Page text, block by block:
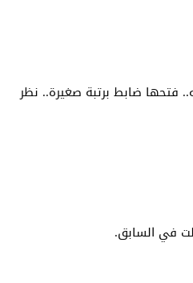
فتحها ضابط برتبة صغيرة.. نظر
في السابق.